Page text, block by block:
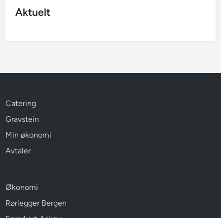
Aktuelt
Catering
Gravstein
Min økonomi
Avtaler
Økonomi
Rørlegger Bergen